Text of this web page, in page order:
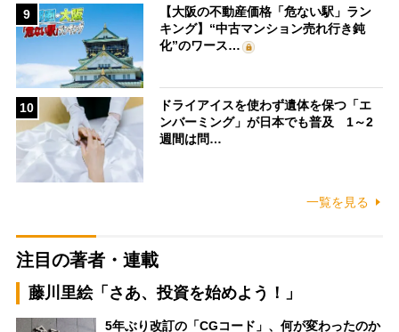
9
【大阪の不動産価格「危ない駅」ラン
キング】“中古マンション売れ行き鈍
化”のワース…
10
ドライアイスを使わず遺体を保つ「エ
ンバーミング」が日本でも普及 1～2
週間は問…
一覧を見る
注目の著者・連載
藤川里絵「さあ、投資を始めよう！」
5年ぶり改訂の「CGコード」、何が変わったのか